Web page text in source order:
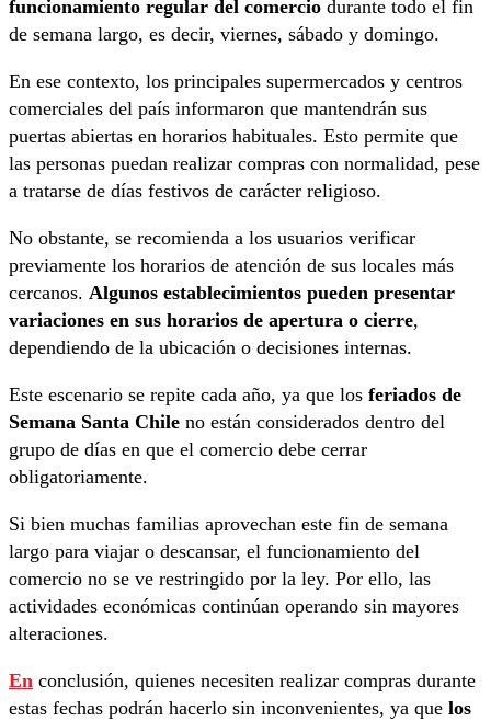
funcionamiento regular del comercio durante todo el fin
de semana largo, es decir, viernes, sábado y domingo.
En ese contexto, los principales supermercados y centros
comerciales del país informaron que mantendrán sus
puertas abiertas en horarios habituales. Esto permite que
las personas puedan realizar compras con normalidad, pese
a tratarse de días festivos de carácter religioso.
No obstante, se recomienda a los usuarios verificar
previamente los horarios de atención de sus locales más
cercanos. Algunos establecimientos pueden presentar
variaciones en sus horarios de apertura o cierre,
dependiendo de la ubicación o decisiones internas.
Este escenario se repite cada año, ya que los feriados de
Semana Santa Chile no están considerados dentro del
grupo de días en que el comercio debe cerrar
obligatoriamente.
Si bien muchas familias aprovechan este fin de semana
largo para viajar o descansar, el funcionamiento del
comercio no se ve restringido por la ley. Por ello, las
actividades económicas continúan operando sin mayores
alteraciones.
En conclusión, quienes necesiten realizar compras durante
estas fechas podrán hacerlo sin inconvenientes, ya que los